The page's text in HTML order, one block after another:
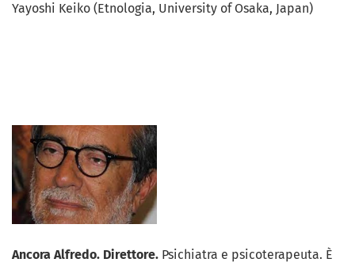
Yayoshi Keiko (Etnologia, University of Osaka, Japan)
Ancora Alfredo. Direttore. Psichiatra e psicoterapeuta. È